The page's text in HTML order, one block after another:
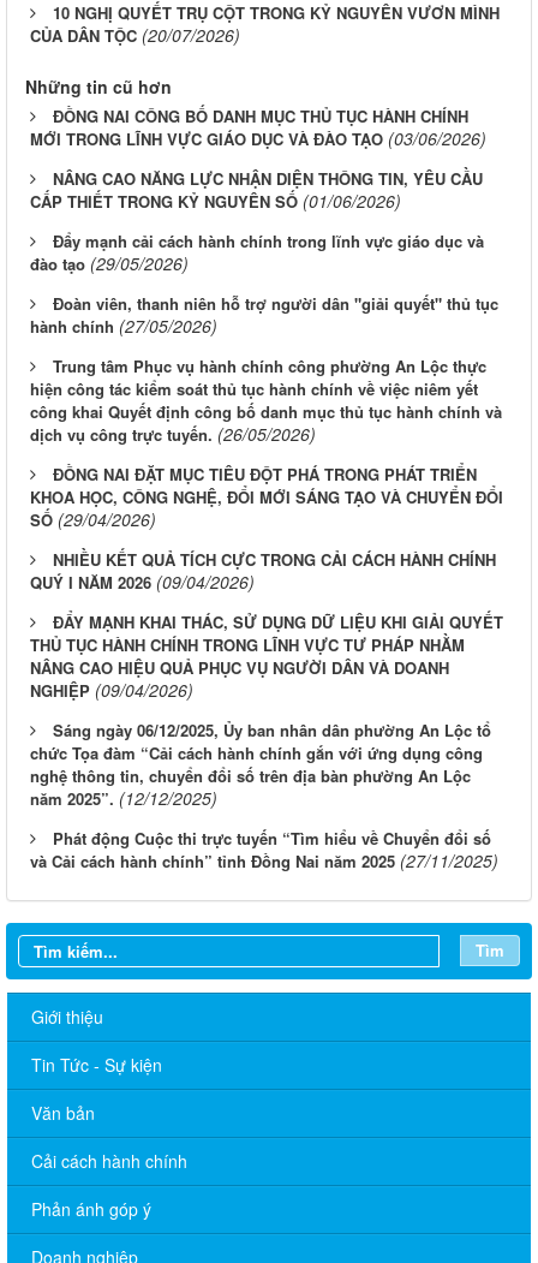
10 NGHỊ QUYẾT TRỤ CỘT TRONG KỶ NGUYÊN VƯƠN MÌNH
CỦA DÂN TỘC (20/07/2026)
Những tin cũ hơn
ĐỒNG NAI CÔNG BỐ DANH MỤC THỦ TỤC HÀNH CHÍNH
MỚI TRONG LĨNH VỰC GIÁO DỤC VÀ ĐÀO TẠO (03/06/2026)
NÂNG CAO NĂNG LỰC NHẬN DIỆN THÔNG TIN, YÊU CẦU
CẤP THIẾT TRONG KỶ NGUYÊN SỐ (01/06/2026)
Đẩy mạnh cải cách hành chính trong lĩnh vực giáo dục và
đào tạo (29/05/2026)
Đoàn viên, thanh niên hỗ trợ người dân "giải quyết" thủ tục
hành chính (27/05/2026)
Trung tâm Phục vụ hành chính công phường An Lộc thực
hiện công tác kiểm soát thủ tục hành chính về việc niêm yết
công khai Quyết định công bố danh mục thủ tục hành chính và
dịch vụ công trực tuyến. (26/05/2026)
ĐỒNG NAI ĐẶT MỤC TIÊU ĐỘT PHÁ TRONG PHÁT TRIỂN
KHOA HỌC, CÔNG NGHỆ, ĐỔI MỚI SÁNG TẠO VÀ CHUYỂN ĐỔI
SỐ (29/04/2026)
NHIỀU KẾT QUẢ TÍCH CỰC TRONG CẢI CÁCH HÀNH CHÍNH
QUÝ I NĂM 2026 (09/04/2026)
ĐẨY MẠNH KHAI THÁC, SỬ DỤNG DỮ LIỆU KHI GIẢI QUYẾT
THỦ TỤC HÀNH CHÍNH TRONG LĨNH VỰC TƯ PHÁP NHẰM
NÂNG CAO HIỆU QUẢ PHỤC VỤ NGƯỜI DÂN VÀ DOANH
NGHIỆP (09/04/2026)
Sáng ngày 06/12/2025, Ủy ban nhân dân phường An Lộc tổ
chức Tọa đàm “Cải cách hành chính gắn với ứng dụng công
nghệ thông tin, chuyển đổi số trên địa bàn phường An Lộc
năm 2025”. (12/12/2025)
Phát động Cuộc thi trực tuyến “Tìm hiểu về Chuyển đổi số
và Cải cách hành chính” tỉnh Đồng Nai năm 2025 (27/11/2025)
Tìm
Giới thiệu
Tin Tức - Sự kiện
Văn bản
Cải cách hành chính
Phản ánh góp ý
Doanh nghiệp